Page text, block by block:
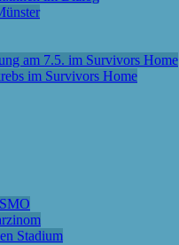
am 7.5. im Survivors Home
im Survivors Home
Stadium